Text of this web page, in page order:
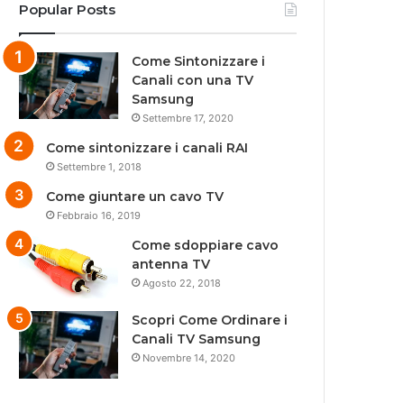
Popular Posts
Come Sintonizzare i
Canali con una TV
Samsung
Settembre 17, 2020
Come sintonizzare i canali RAI
Settembre 1, 2018
Come giuntare un cavo TV
Febbraio 16, 2019
Come sdoppiare cavo
antenna TV
Agosto 22, 2018
Scopri Come Ordinare i
Canali TV Samsung
Novembre 14, 2020